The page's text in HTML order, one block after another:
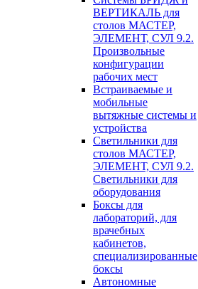
ВЕРТИКАЛЬ для
столов МАСТЕР,
ЭЛЕМЕНТ, СУЛ 9.2.
Произвольные
конфигурации
рабочих мест
Встраиваемые и
мобильные
вытяжные системы и
устройства
Светильники для
столов МАСТЕР,
ЭЛЕМЕНТ, СУЛ 9.2.
Светильники для
оборудования
Боксы для
лабораторий, для
врачебных
кабинетов,
специализированные
боксы
Автономные